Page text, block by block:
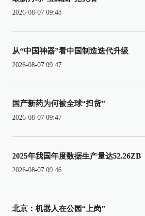
2026-08-07 09:48
从“中国神器”看中国制造迭代升级
2026-08-07 09:47
国产新药为何被全球“扫货”
2026-08-07 09:47
2025年我国年度数据生产量达52.26ZB
2026-08-07 09:46
北京：机器人在公园“上岗”